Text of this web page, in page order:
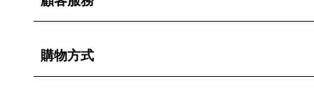
購物方式